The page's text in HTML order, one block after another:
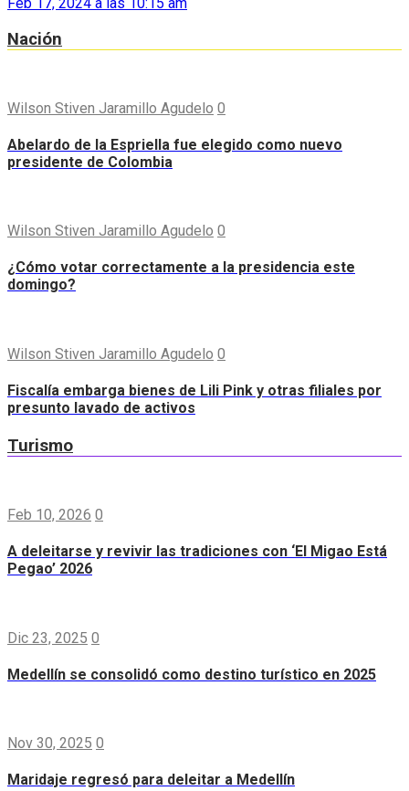
Nación
Wilson Stiven Jaramillo Agudelo 0
Abelardo de la Espriella fue elegido como nuevo
presidente de Colombia
Wilson Stiven Jaramillo Agudelo 0
¿Cómo votar correctamente a la presidencia este
domingo?
Wilson Stiven Jaramillo Agudelo 0
Fiscalía embarga bienes de Lili Pink y otras filiales por
presunto lavado de activos
Turismo
Feb 10, 2026 0
A deleitarse y revivir las tradiciones con ‘El Migao Está
Pegao’ 2026
Dic 23, 2025 0
Medellín se consolidó como destino turístico en 2025
Nov 30, 2025 0
Maridaje regresó para deleitar a Medellín